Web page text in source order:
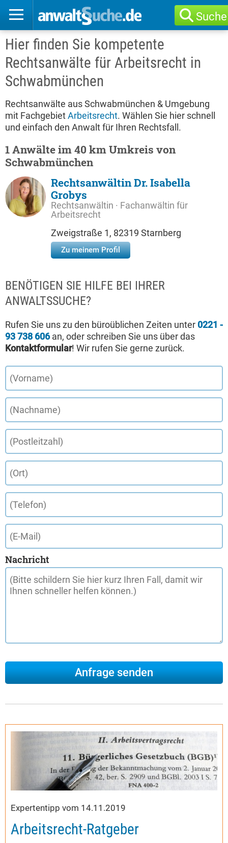
Suche
Hier finden Sie kompetente
Rechtsanwälte für Arbeitsrecht in
Schwabmünchen
Rechtsanwälte aus Schwabmünchen & Umgebung
mit FachgebietArbeitsrecht. Wählen Sie hier schnell
und einfach den Anwalt für Ihren Rechtsfall.
1 Anwälte im 40 km Umkreis von
Schwabmünchen
Rechtsanwältin Dr. Isabella
Grobys
Rechtsanwältin · Fachanwältin für
Arbeitsrecht
Zweigstraße 1, 82319 Starnberg
Zu meinem Profil
BENÖTIGEN SIE HILFE BEI IHRER
ANWALTSSUCHE?
Rufen Sie uns zu den büroüblichen Zeiten unter 0221 -
93 738 606an, oder schreiben Sie uns über das
Kontaktformular! Wir rufen Sie gerne zurück.
Nachricht
Expertentipp vom 14.11.2019
Arbeitsrecht-Ratgeber